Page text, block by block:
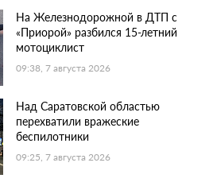
На Железнодорожной в ДТП с
«Приорой» разбился 15-летний
мотоциклист
09:38, 7 августа 2026
Над Саратовской областью
перехватили вражеские
беспилотники
09:25, 7 августа 2026